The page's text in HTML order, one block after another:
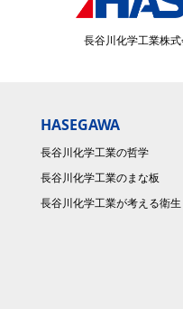
長谷川化学工業株
HASEGAWA
長谷川化学工業の哲学
長谷川化学工業のまな板
長谷川化学工業が考える衛生